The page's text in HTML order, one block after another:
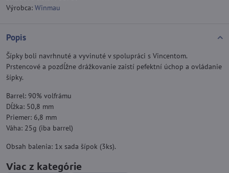
Výrobca: Winmau
Popis
Šípky boli navrhnuté a vyvinuté v spolupráci s Vincentom.
Prstencové a pozdĺžne drážkovanie zaistí pefektní úchop a ovládanie
šípky.
Barrel: 90% volfrámu
Dĺžka: 50,8 mm
Priemer: 6,8 mm
Váha: 25g (iba barrel)
Obsah balenia: 1x sada šípok (3ks).
Viac z kategórie